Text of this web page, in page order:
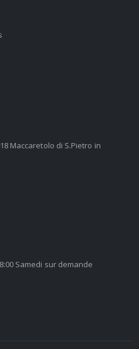
Maccaretolo di S.Pietro in
Samedi sur demande